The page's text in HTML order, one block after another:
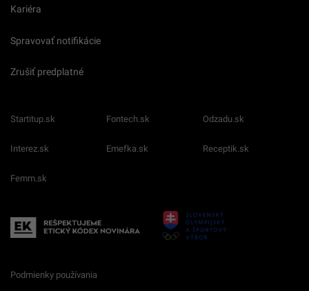
Kariéra
Spravovať notifikácie
Zrušiť predplatné
Startitup.sk Fontech.sk Odzadu.sk
Interez.sk Emefka.sk Receptik.sk
Femm.sk
Podmienky používania